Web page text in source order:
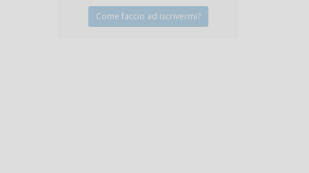
Come faccio ad iscrivermi?